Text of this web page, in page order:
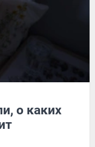
о каких